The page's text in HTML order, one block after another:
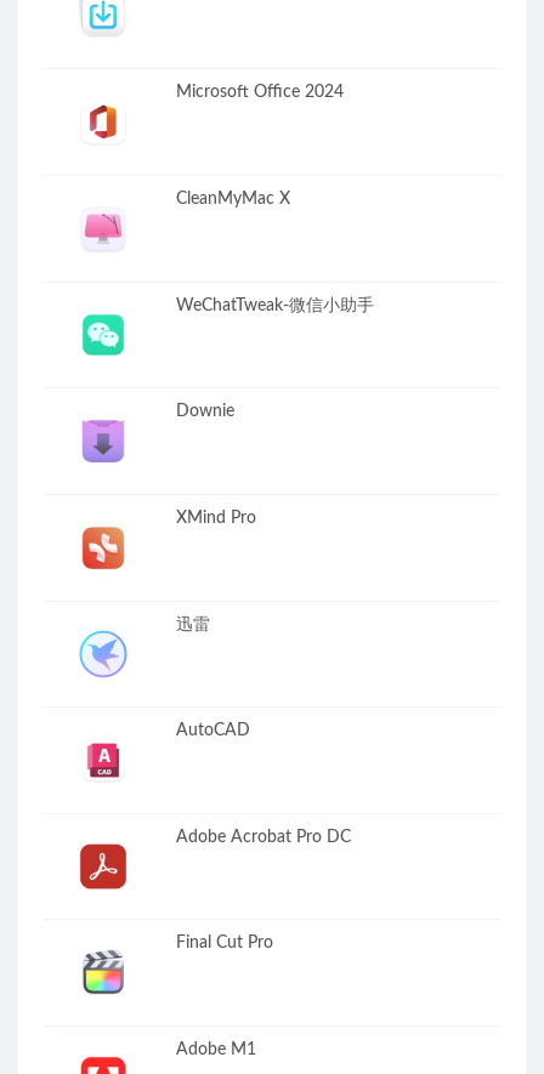
Microsoft Office 2024
CleanMyMac X
WeChatTweak-微信小助手
Downie
XMind Pro
迅雷
AutoCAD
Adobe Acrobat Pro DC
Final Cut Pro
Adobe M1